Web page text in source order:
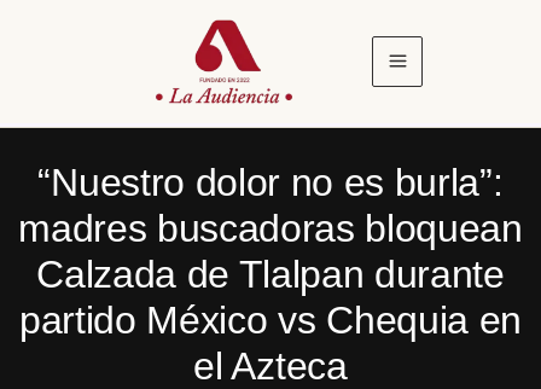
“Nuestro dolor no es burla”:
madres buscadoras bloquean
Calzada de Tlalpan durante
partido México vs Chequia en
el Azteca